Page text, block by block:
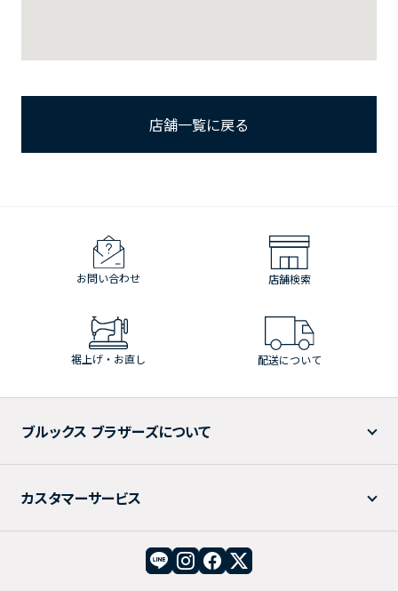
店舗一覧に戻る
お問い合わせ 店舗検索
裾上げ・お直し 配送について
ブルックス ブラザーズについて
カスタマーサービス